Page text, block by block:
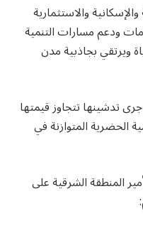
والاستثمارية
ودعم مسارات التنمية
ويرتقي بجاذبية مدن
تدشينها تتجاوز قيمتها
الحضرية المتوازنة في
المنطقة الشرقية على